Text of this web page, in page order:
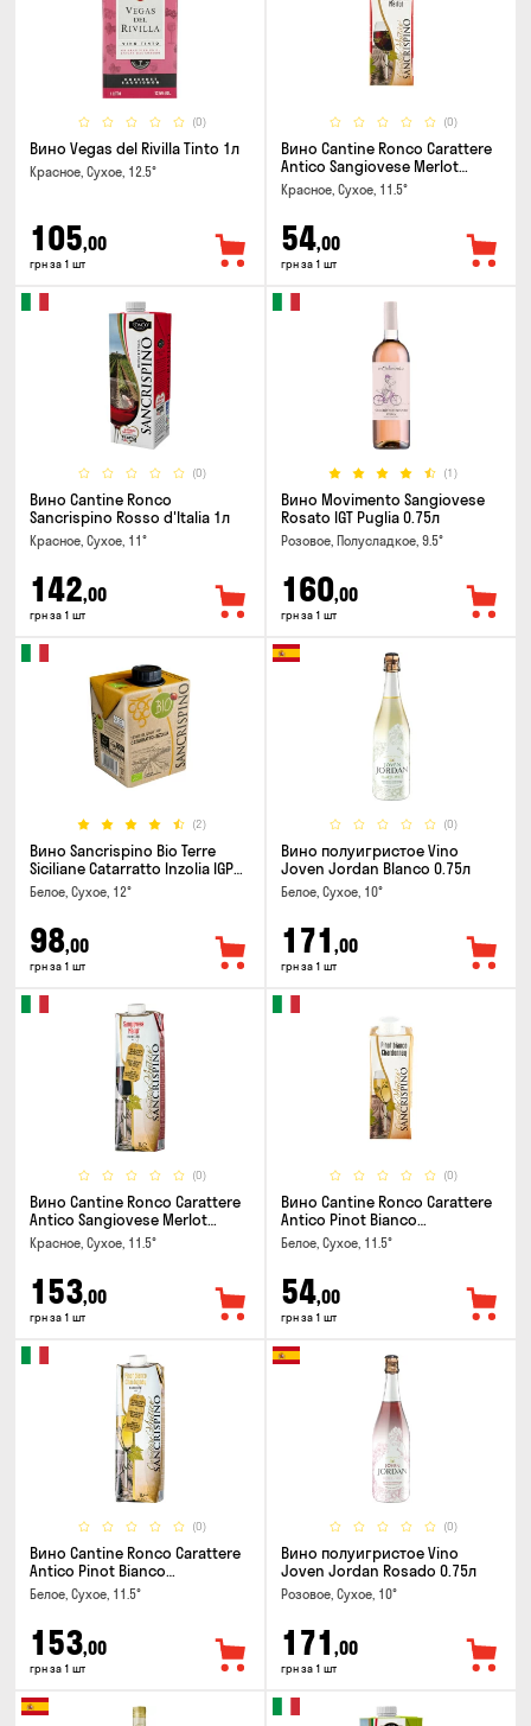
(0)
Вино Vegas del Rivilla Tinto 1л
Красное, Сухое, 12.5°
105,00
грн за 1 шт
(0)
Вино Cantine Ronco Carattere
Antico Sangiovese Merlot
Rubicone IGT 0.25л
Красное, Сухое, 11.5°
54,00
грн за 1 шт
(0)
Вино Cantine Ronco
Sancrispino Rosso d'Italia 1л
Красное, Сухое, 11°
142,00
грн за 1 шт
(1)
Вино Movimento Sangiovese
Rosato IGT Puglia 0.75л
Розовое, Полусладкое, 9.5°
160,00
грн за 1 шт
(2)
Вино Sancrispino Bio Terre
Siciliane Catarratto Inzolia IGP
0.5л
Белое, Сухое, 12°
98,00
грн за 1 шт
(0)
Вино полуигристое Vino
Joven Jordan Blanco 0.75л
Белое, Сухое, 10°
171 ,00
грн за 1 шт
(0)
Вино Cantine Ronco Carattere
Antico Sangiovese Merlot
Rubicone IGT 1л
Красное, Сухое, 11.5°
153,00
грн за 1 шт
(0)
Вино Cantine Ronco Carattere
Antico Pinot Bianco
Chardonnay Rubicone IGT 0.25л
Белое, Сухое, 11.5°
54,00
грн за 1 шт
(0)
Вино Cantine Ronco Carattere
Antico Pinot Bianco
Chardonnay Rubicone IGT 1л
Белое, Сухое, 11.5°
153,00
грн за 1 шт
(0)
Вино полуигристое Vino
Joven Jordan Rosado 0.75л
Розовое, Сухое, 10°
171 ,00
грн за 1 шт